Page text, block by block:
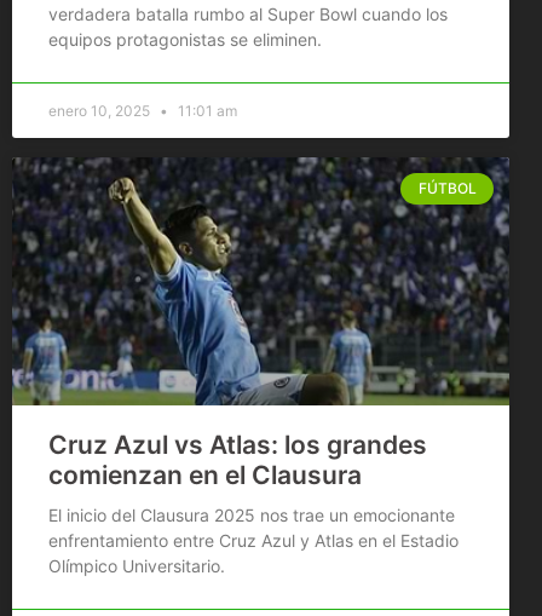
verdadera batalla rumbo al Super Bowl cuando los
equipos protagonistas se eliminen.
enero 10, 2025 11:01 am
FÚTBOL
Cruz Azul vs Atlas: los grandes
comienzan en el Clausura
El inicio del Clausura 2025 nos trae un emocionante
enfrentamiento entre Cruz Azul y Atlas en el Estadio
Olímpico Universitario.